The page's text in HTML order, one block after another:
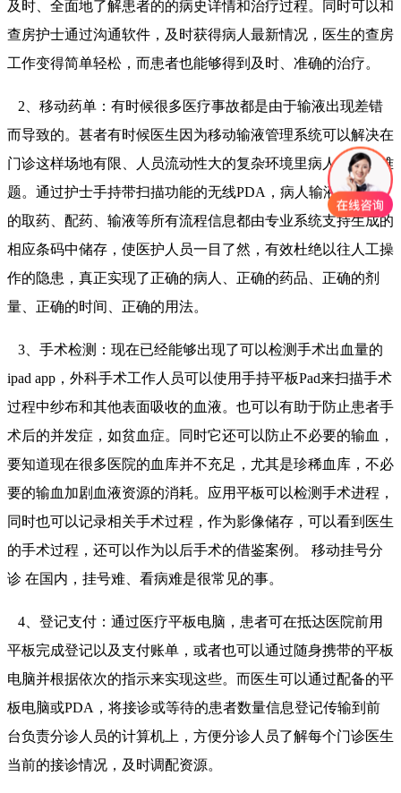
及时、全面地了解患者的的病史详情和治疗过程。同时可以和
查房护士通过沟通软件，及时获得病人最新情况，医生的查房
工作变得简单轻松，而患者也能够得到及时、准确的治疗。
2、移动药单：有时候很多医疗事故都是由于输液出现差错
而导致的。甚者有时候医生因为移动输液管理系统可以解决在
门诊这样场地有限、人员流动性大的复杂环境里病人输液的难
题。通过护士手持带扫描功能的无线PDA，病人输液过程中
的取药、配药、输液等所有流程信息都由专业系统支持生成的
相应条码中储存，使医护人员一目了然，有效杜绝以往人工操
作的隐患，真正实现了正确的病人、正确的药品、正确的剂
量、正确的时间、正确的用法。
3、手术检测：现在已经能够出现了可以检测手术出血量的
ipad app，外科手术工作人员可以使用手持平板Pad来扫描手术
过程中纱布和其他表面吸收的血液。也可以有助于防止患者手
术后的并发症，如贫血症。同时它还可以防止不必要的输血，
要知道现在很多医院的血库并不充足，尤其是珍稀血库，不必
要的输血加剧血液资源的消耗。应用平板可以检测手术进程，
同时也可以记录相关手术过程，作为影像储存，可以看到医生
的手术过程，还可以作为以后手术的借鉴案例。 移动挂号分
诊 在国内，挂号难、看病难是很常见的事。
4、登记支付：通过医疗平板电脑，患者可在抵达医院前用
平板完成登记以及支付账单，或者也可以通过随身携带的平板
电脑并根据依次的指示来实现这些。而医生可以通过配备的平
板电脑或PDA，将接诊或等待的患者数量信息登记传输到前
台负责分诊人员的计算机上，方便分诊人员了解每个门诊医生
当前的接诊情况，及时调配资源。